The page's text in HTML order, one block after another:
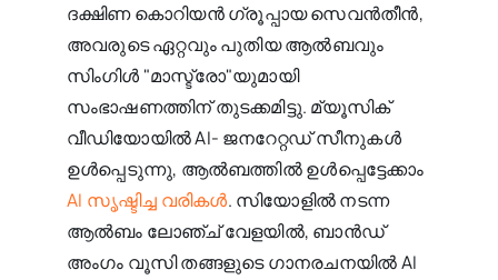
ദക്ഷിണ കൊറിയൻ ഗ്രൂപ്പായ സെവൻതീൻ,
അവരുടെ ഏറ്റവും പുതിയ ആൽബവും
സിംഗിൾ "മാസ്ട്രോ"യുമായി
സംഭാഷണത്തിന് തുടക്കമിട്ടു. മ്യൂസിക്
വീഡിയോയിൽ AI- ജനറേറ്റഡ് സീനുകൾ
ഉൾപ്പെടുന്നു, ആൽബത്തിൽ ഉൾപ്പെട്ടേക്കാം
AI സൃഷ്ടിച്ച വരികൾ. സിയോളിൽ നടന്ന
ആൽബം ലോഞ്ച് വേളയിൽ, ബാൻഡ്
അംഗം വൂസി തങ്ങളുടെ ഗാനരചനയിൽ AI